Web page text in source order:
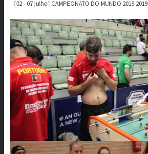
[02 - 07 julho] CAMPEONATO DO MUNDO 2019 2019